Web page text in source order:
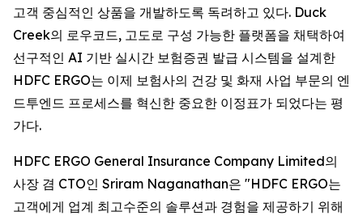
고객 중심적인 상품을 개발하도록 독려하고 있다. Duck
Creek의 로우코드, 고도로 구성 가능한 플랫폼을 채택하여
선구적인 AI 기반 실시간 보험증권 발급 시스템을 설계한
HDFC ERGO는 이제 보험사의 건강 및 화재 사업 부문의 엔
드투엔드 프로세스를 혁신한 중요한 이정표가 되었다는 평
가다.
HDFC ERGO General Insurance Company Limited의
사장 겸 CTO인 Sriram Naganathan은 "HDFC ERGO는
고객에게 업계 최고수준의 솔루션과 경험을 제공하기 위해